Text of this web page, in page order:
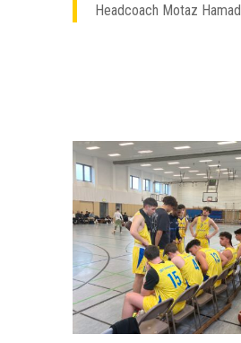
Headcoach Motaz Hamad.